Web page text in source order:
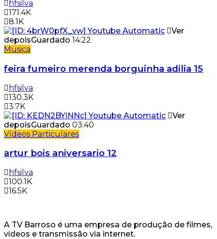
hfsilva
171.4K
8.1K
Ver
depoisGuardado 14:22
Musica
feira fumeiro merenda borguinha adilia 15
hfsilva
130.3K
3.7K
Ver
depoisGuardado 03:40
Vídeos Particulares
artur bois aniversario 12
hfsilva
100.1K
16.5K
A TV Barroso é uma empresa de produção de filmes,
vídeos e transmissão via internet.